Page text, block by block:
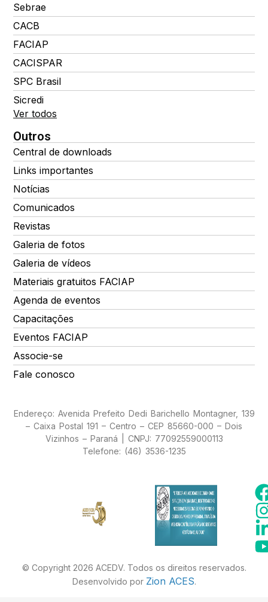
Sebrae
CACB
FACIAP
CACISPAR
SPC Brasil
Sicredi
Ver todos
Outros
Central de downloads
Links importantes
Notícias
Comunicados
Revistas
Galeria de fotos
Galeria de vídeos
Materiais gratuitos FACIAP
Agenda de eventos
Capacitações
Eventos FACIAP
Associe-se
Fale conosco
Endereço: Avenida Prefeito Dedi Barichello Montagner, 139
– Caixa Postal 191 – Centro – CEP 85660-000 – Dois
Vizinhos – Paraná | CNPJ: 77092559000113
Telefone: (46) 3536-1235
© Copyright 2026 ACEDV. Todos os direitos reservados.
Desenvolvido por Zion ACES.